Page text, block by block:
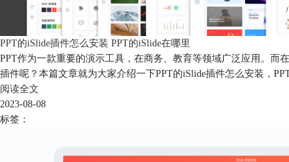
PPT的iSlide插件怎么安装 PPT的iSlide在哪里
PPT作为一款重要的演示工具，在商务、教育等领域广泛应用。而
插件呢？本篇文章就为大家介绍一下PPT的iSlide插件怎么安装，
阅读全文
2023-08-08
标签：